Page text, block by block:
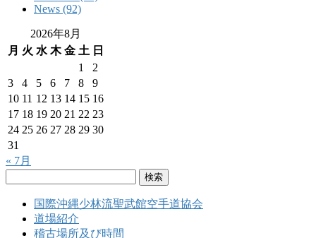
News (92)
2026年8月
月 火 水 木 金 土 日
1
2
3
4 5 6 7 8
9
10 11 12 13 14 15 16
17 18 19 20 21 22 23
24 25 26 27 28 29 30
31
« 7月
国際沖縄少林流聖武館空手道協会
道場紹介
稽古場所及び時間